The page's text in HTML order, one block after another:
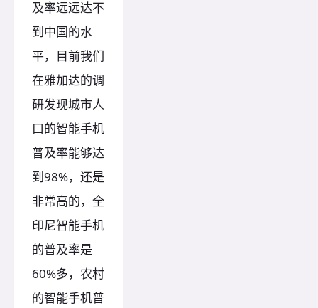
及率远远达不
到中国的水
平，目前我们
在雅加达的调
研发现城市人
口的智能手机
普及率能够达
到98%，还是
非常高的，全
印尼智能手机
的普及率是
60%多，农村
的智能手机普